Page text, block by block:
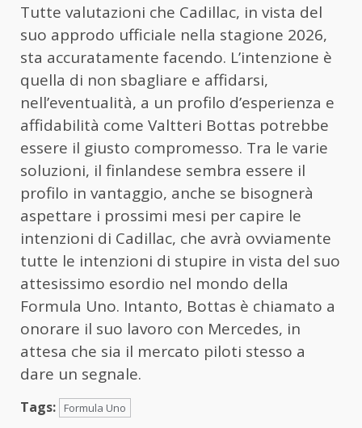
Tutte valutazioni che Cadillac, in vista del
suo approdo ufficiale nella stagione 2026,
sta accuratamente facendo. L’intenzione è
quella di non sbagliare e affidarsi,
nell’eventualità, a un profilo d’esperienza e
affidabilità come Valtteri Bottas potrebbe
essere il giusto compromesso. Tra le varie
soluzioni, il finlandese sembra essere il
profilo in vantaggio, anche se bisognerà
aspettare i prossimi mesi per capire le
intenzioni di Cadillac, che avrà ovviamente
tutte le intenzioni di stupire in vista del suo
attesissimo esordio nel mondo della
Formula Uno. Intanto, Bottas è chiamato a
onorare il suo lavoro con Mercedes, in
attesa che sia il mercato piloti stesso a
dare un segnale.
Tags: Formula Uno